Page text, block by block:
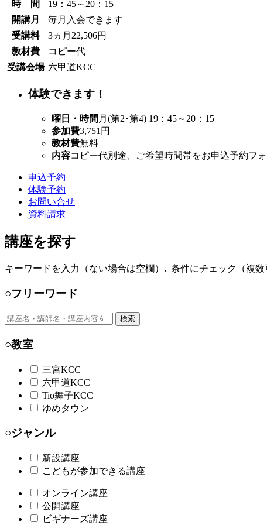
時 間
19：45～20：15
開講月
毎月入会できます
受講料
3ヵ月22,506円
教材費
コピー代
受講会場 六甲道KCC
体験できます！
曜日・時間 月(第2･第4) 19：45～20：15
参加費3,751円
教材費無料
内容コピー代別途、ご希望時間帯をお申込予約フ
申込予約
体験予約
お問い合せ
資料請求
講座を探す
キーワードを入力（ない場合は空欄）､ 条件にチェック（複
○フリーワード
検索
○教室
三宮KCC
六甲道KCC
Tio舞子KCC
ゆめタウン
○ジャンル
新設講座
こどもが参加できる講座
オンライン講座
公開講座
ビギナーズ講座